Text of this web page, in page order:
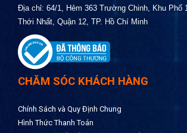
Địa chỉ: 64/1, Hẻm 363 Trường Chinh, Khu Phố
Thới Nhất, Quận 12, TP. Hồ Chí Minh
CHĂM SÓC KHÁCH HÀNG
Chính Sách và Quy Định Chung
Hình Thức Thanh Toán